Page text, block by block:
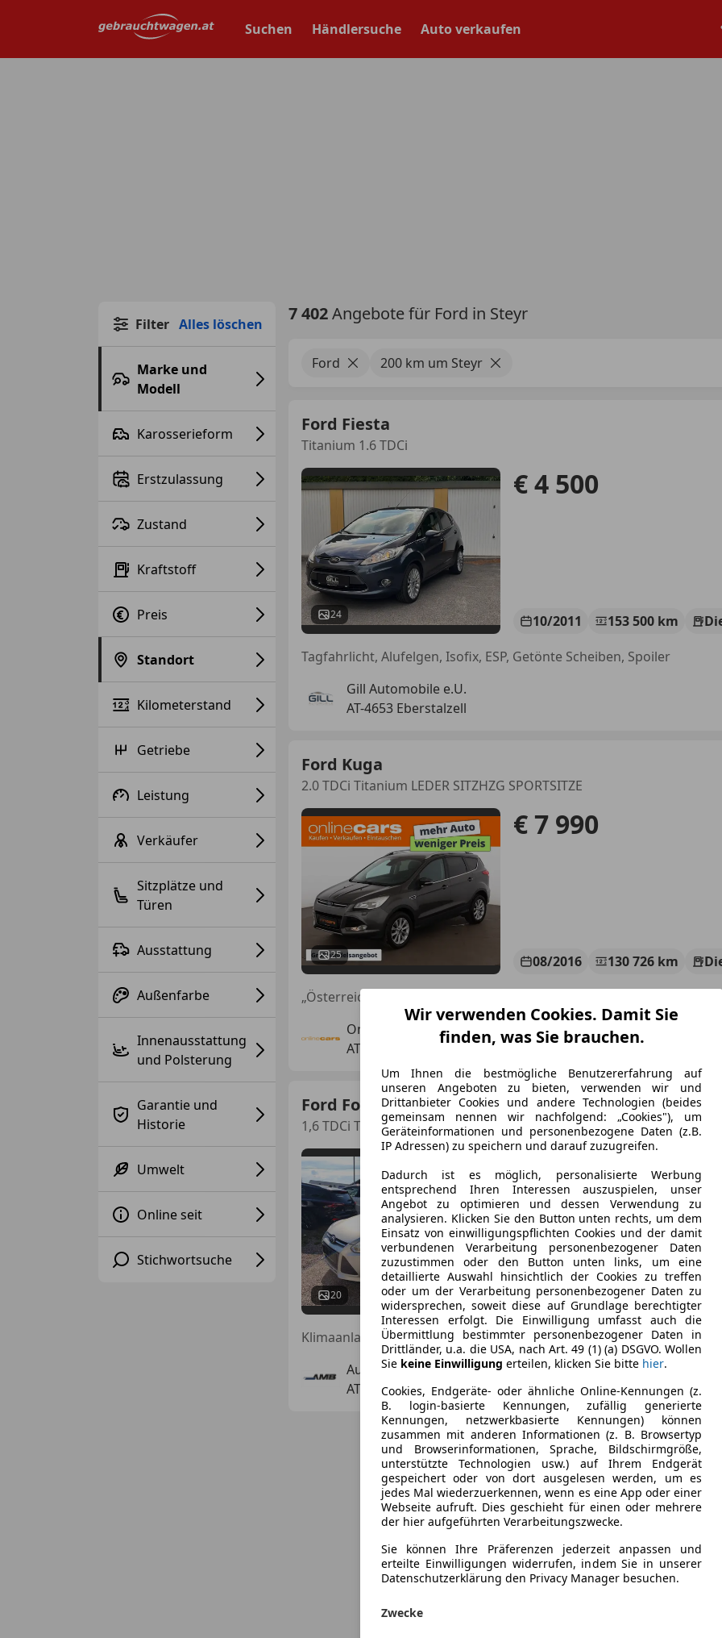
Suchen Händlersuche Auto verkaufen
Filter Alles löschen
Marke und
Modell
Karosserieform
Erstzulassung
Zustand
Kraftstoff
Preis
Standort
Kilometerstand
Getriebe
Leistung
Verkäufer
Sitzplätze und
Türen
Ausstattung
Außenfarbe
Innenausstattung
und Polsterung
Garantie und
Historie
Umwelt
Online seit
Stichwortsuche
7 402Angebote für Ford in Steyr
Ford 200 km um Steyr
Ford Fiesta
Titanium 1.6 TDCi
24
€ 4 500
10/2011 153 500 km
Tagfahrlicht, Alufelgen, Isofix, ESP, Getönte Scheiben, Spoiler
Gill Automobile e.U.
AT-4653 Eberstalzell
Ford Kuga
2.0 TDCi Titanium LEDER SITZHZG SPORTSITZE
25
€ 7 990
08/2016 130 726 km
„Österreichs größtes Gebrauchtwagen-Outlet“
Onlinecars Vertriebs GmbH
AT-8143 Dobl bei Lieboch
Ford Focus
1,6 TDCi Traveller Easy, *AHK*
20
€ 2 990
04/2014 188 000 km
Klimaanlage,Sommer und Winterräder,Isofix-System,
Autohandel AMB Thöni Alexander
AT-5020 Salzburg
Wir verwenden Cookies. Damit Sie
finden, was Sie brauchen.
Um Ihnen die bestmögliche Benutzererfahrung auf
unseren Angeboten zu bieten, verwenden wir und
Drittanbieter Cookies und andere Technologien (beides
gemeinsam nennen wir nachfolgend: „Cookies"), um
Geräteinformationen und personenbezogene Daten (z.B.
IP Adressen) zu speichern und darauf zuzugreifen.
Dadurch ist es möglich, personalisierte Werbung
entsprechend Ihren Interessen auszuspielen, unser
Angebot zu optimieren und dessen Verwendung zu
analysieren. Klicken Sie den Button unten rechts, um dem
Einsatz von einwilligungspflichten Cookies und der damit
verbundenen Verarbeitung personenbezogener Daten
zuzustimmen oder den Button unten links, um eine
detaillierte Auswahl hinsichtlich der Cookies zu treffen
oder um der Verarbeitung personenbezogener Daten zu
widersprechen, soweit diese auf Grundlage berechtigter
Interessen erfolgt. Die Einwilligung umfasst auch die
Übermittlung bestimmter personenbezogener Daten in
Drittländer, u.a. die USA, nach Art. 49 (1) (a) DSGVO. Wollen
Sie keine Einwilligung erteilen, klicken Sie bitte hier.
Cookies, Endgeräte- oder ähnliche Online-Kennungen (z.
B. login-basierte Kennungen, zufällig generierte
Kennungen, netzwerkbasierte Kennungen) können
zusammen mit anderen Informationen (z. B. Browsertyp
und Browserinformationen, Sprache, Bildschirmgröße,
unterstützte Technologien usw.) auf Ihrem Endgerät
gespeichert oder von dort ausgelesen werden, um es
jedes Mal wiederzuerkennen, wenn es eine App oder einer
Webseite aufruft. Dies geschieht für einen oder mehrere
der hier aufgeführten Verarbeitungszwecke.
Sie können Ihre Präferenzen jederzeit anpassen und
erteilte Einwilligungen widerrufen, indem Sie in unserer
Datenschutzerklärung den Privacy Manager besuchen.
Zwecke